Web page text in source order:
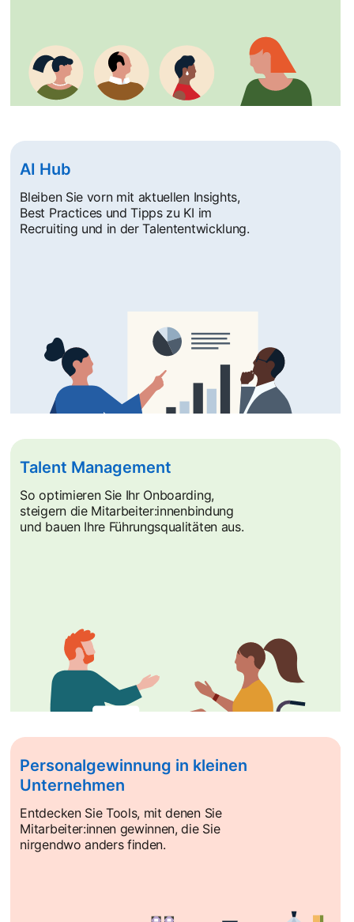
AI Hub
Bleiben Sie vorn mit aktuellen Insights,
Best Practices und Tipps zu KI im
Recruiting und in der Talententwicklung.
Talent Management
So optimieren Sie Ihr Onboarding,
steigern die Mitarbeiter:innenbindung
und bauen Ihre Führungsqualitäten aus.
Personalgewinnung in kleinen
Unternehmen
Entdecken Sie Tools, mit denen Sie
Mitarbeiter:innen gewinnen, die Sie
nirgendwo anders finden.